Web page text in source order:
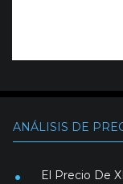
ANÁLISIS DE
El Precio De